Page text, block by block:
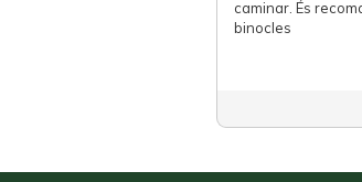
caminar. És
binocles